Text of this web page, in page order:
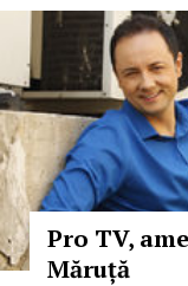
Pro TV,
Măruță